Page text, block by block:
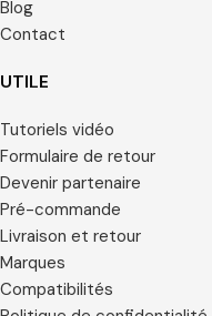
Blog
Contact
UTILE
Tutoriels vidéo
Formulaire de retour
Devenir partenaire
Pré-commande
Livraison et retour
Marques
Compatibilités